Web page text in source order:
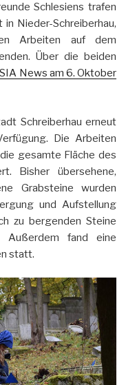
Schlesiens trafen
Nieder-Schreiberhau,
Arbeiten auf dem
Über die beiden
News am 6. Oktober
Schreiberhau erneut
Die Arbeiten
gesamte Fläche des
Bisher übersehene,
Grabsteine wurden
und Aufstellung
zu bergenden Steine
Außerdem fand eine
statt.